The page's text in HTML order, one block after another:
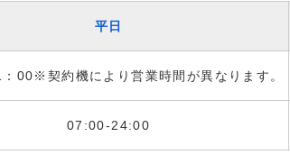
平日
00※契約機により営業時間が異なります。
07:00-24:00